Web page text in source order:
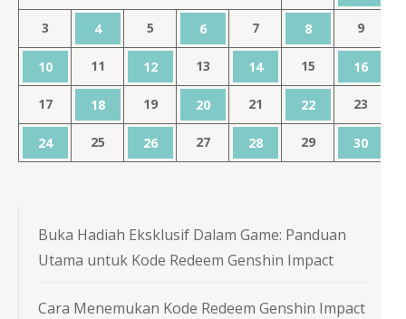
3 4 5 6 7 8 9
10 11 12 13 14 15 16
17 18 19 20 21 22 23
24 25 26 27 28 29 30
Buka Hadiah Eksklusif Dalam Game: Panduan
Utama untuk Kode Redeem Genshin Impact
Cara Menemukan Kode Redeem Genshin Impact